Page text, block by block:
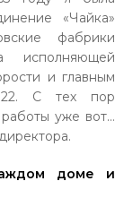
«Чайка»
фабрики
исполняющей
и главным
С тех пор
уже вот…
доме и